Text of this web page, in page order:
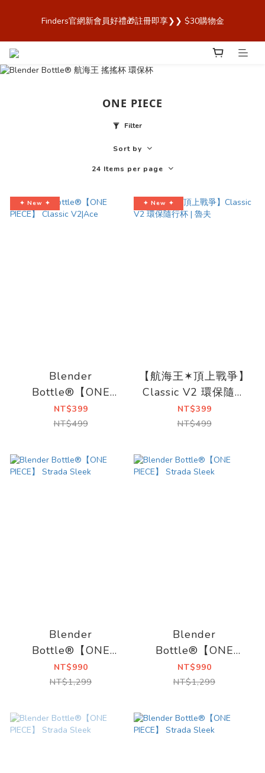
商城，購買最安心！】
Finders官網新會員好禮🎁註冊即享❯❯ $30購物金
歡迎來到 Finders🎉【Blender Bottle x Owala 台灣官方代理直營
商城，購買最安心！】
ONE PIECE
Filter
Sort by
24 Items per page
✦ New ✦
Blender
Bottle®【ONE
PIECE】 Classic
V2|Ace
NT$399
NT$499
✦ New ✦
【航海王✶頂上戰爭】
Classic V2 環保隨行
杯 | 魯夫
NT$399
NT$499
Blender
Bottle®【ONE
PIECE】 Strada
Sleek
NT$990
NT$1,299
Blender
Bottle®【ONE
PIECE】 Strada
Sleek
NT$990
NT$1,299